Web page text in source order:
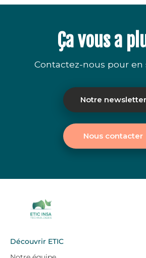
Ça vous a
Contactez-nous pour en
Notre newsletter
Nous contacter
Découvrir ETIC